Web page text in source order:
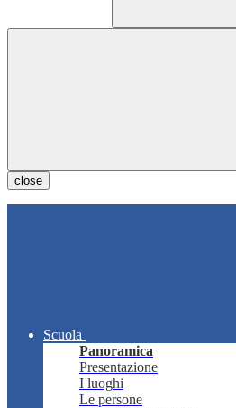
close
Scuola
Panoramica
Presentazione
I luoghi
Le persone